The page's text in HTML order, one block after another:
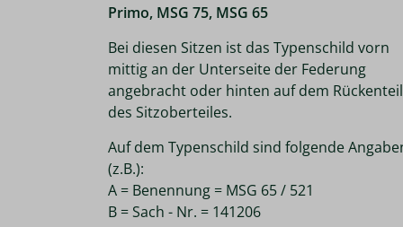
Primo, MSG 75, MSG 65
Bei diesen Sitzen ist das Typenschild vorn
mittig an der Unterseite der Federung
angebracht oder hinten auf dem Rückenteil
des Sitzoberteiles.
Auf dem Typenschild sind folgende
(z.B.):
A = Benennung = MSG 65 / 521
B = Sach - Nr. = 141206